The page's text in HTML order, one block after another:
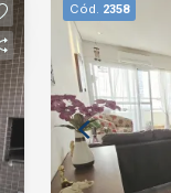
Cód. 2358